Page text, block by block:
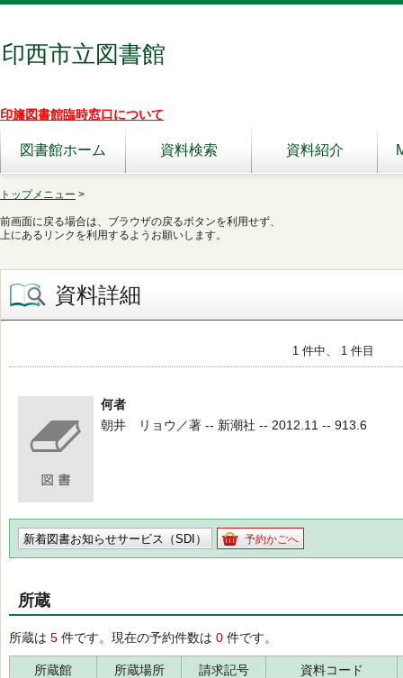
印西市立図書館
印旛図書館臨時窓口について
図書館ホーム 資料検索 資料紹介
トップメニュー >
前画面に戻る場合は、ブラウザの戻るボタンを利用せず、
上にあるリンクを利用するようお願いします。
資料詳細
1 件中、 1 件目
何者
朝井 リョウ／著 -- 新潮社 -- 2012.11 -- 913.6
新着図書お知らせサービス（SDI） 予約かごへ
所蔵
所蔵は 5 件です。現在の予約件数は 0 件です。
所蔵館 所蔵場所 請求記号
資料コード